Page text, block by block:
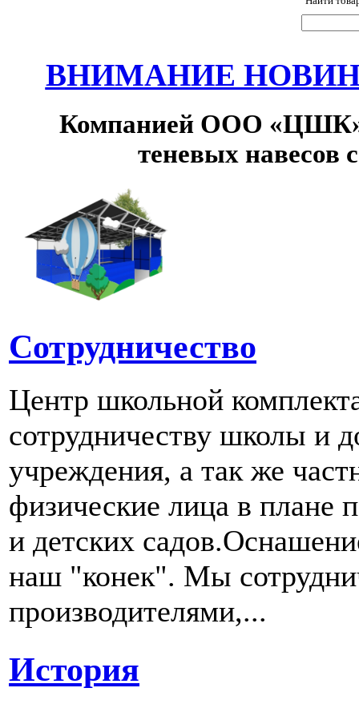
ВНИМАНИЕ
Компанией ООО «ЦШК»
теневых навесов
Сотрудничество
Центр школьной
сотрудничеству школы и
учреждения, а так же
физические лица в плане
и детских
наш "конек". Мы
производителями,...
История